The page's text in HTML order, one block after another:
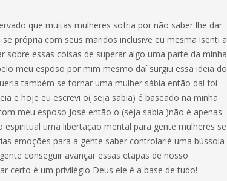
que muitas mulheres sofria por não saber lhe dar
própria com seus maridos inclusive eu mesma !senti a
sobre essas coisas de superar algo uma parte da minha
meu esposo por mim mesmo daí surgiu essa ideia do
também se tornar uma mulher sábia então daí foi
e hoje eu escrevi o( seja sabia) é baseado na minha
meu esposo José então o (seja sabia )não é apenas
espiritual uma libertação mental para gente mulheres se
emoções para a gente saber controlar!é uma bússola
conseguir avançar essas etapas de nosso
certo é um privilégio Deus ele é a base de tudo!